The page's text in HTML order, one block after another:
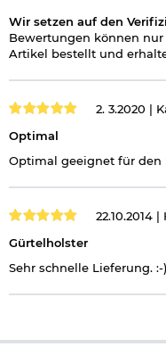
Wir setzen auf den
Bewertungen können
Artikel bestellt und
2. 3.2020 |
Optimal
Optimal geeignet für den
22.10.2014 |
Gürtelholster
Sehr schnelle Lieferung. :-)